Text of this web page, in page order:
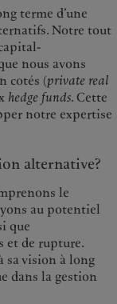
terme d’une
Notre tout
nous avons
cotés (private real
hedge funds. Cette
notre expertise
alternative?
le
au potentiel
que
et de rupture.
sa vision à long
dans la gestion